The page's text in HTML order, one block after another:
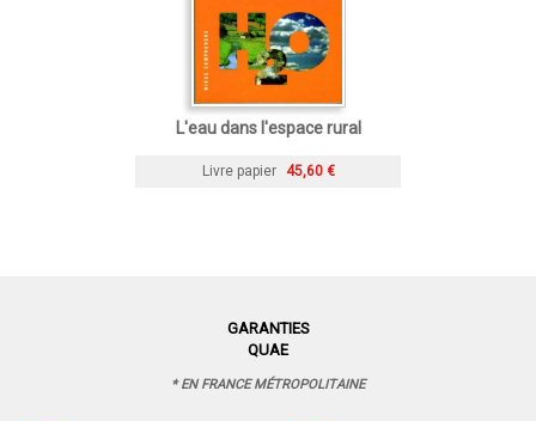
L'eau dans l'espace rural
Livre papier 45,60 €
GARANTIES
QUAE
* EN FRANCE MÉTROPOLITAINE